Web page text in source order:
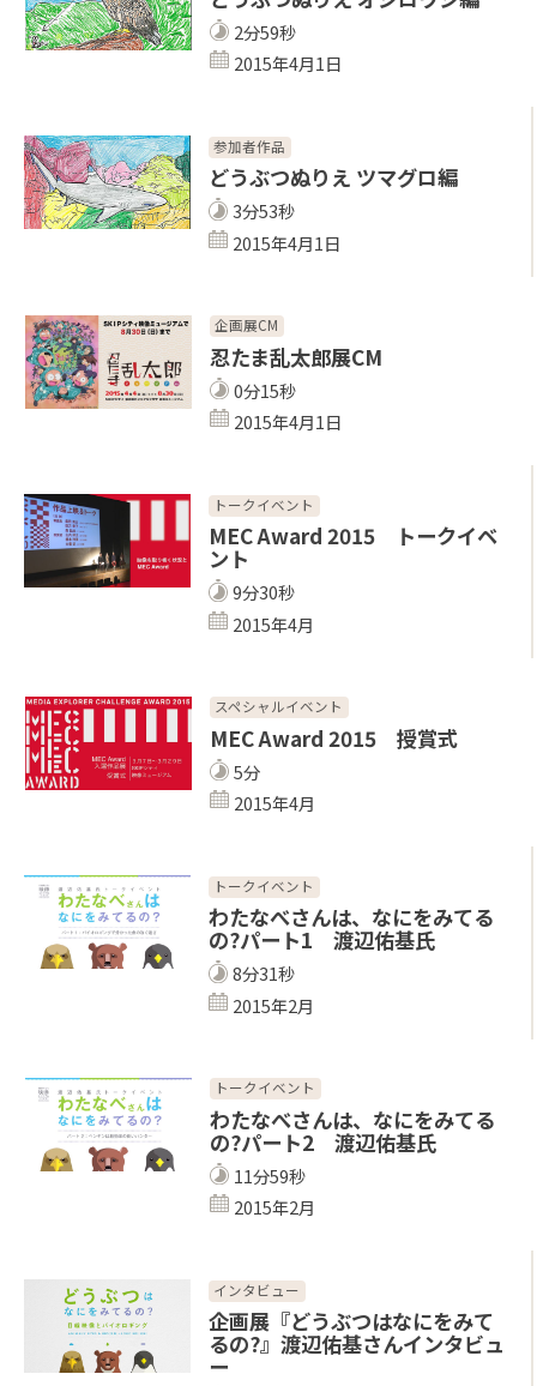
2分59秒
2015年4月1日
参加者作品
どうぶつぬりえ ツマグロ編
3分53秒
2015年4月1日
企画展CM
忍たま乱太郎展CM
0分15秒
2015年4月1日
トークイベント
MEC Award 2015 トークイベ
ント
9分30秒
2015年4月
スペシャルイベント
MEC Award 2015 授賞式
5分
2015年4月
トークイベント
わたなべさんは、なにをみてる
の?パート1 渡辺佑基氏
8分31秒
2015年2月
トークイベント
わたなべさんは、なにをみてる
の?パート2 渡辺佑基氏
11分59秒
2015年2月
インタビュー
企画展『どうぶつはなにをみて
るの?』渡辺佑基さんインタビュ
ー